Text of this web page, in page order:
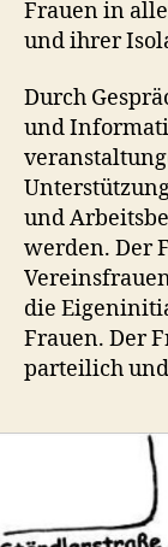
Frauen in
und ihrer
Durch
und
und
werden. Der
die
Frauen. Der
parteilich